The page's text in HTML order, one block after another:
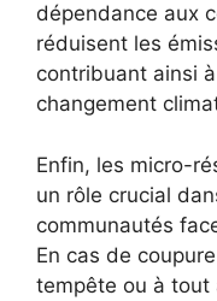
dépendance aux
réduisent les⁣
contribuant ainsi
changement
Enfin, les micro-
un rôle crucial⁣
communautés
En cas de
tempête ou à tout